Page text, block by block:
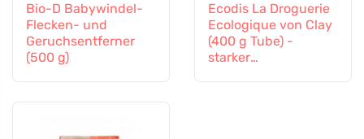
Bio-D Babywindel-
Flecken- und
Geruchsentferner
(500 g)
Ecodis La Droguerie
Ecologique von Clay
(400 g Tube) -
starker